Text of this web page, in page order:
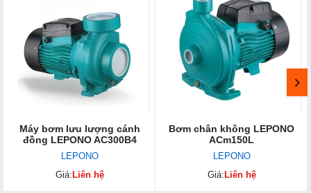
Máy bơm lưu lượng cánh
đồng LEPONO AC300B4
LEPONO
Giá:Liên hệ
Bơm chân không LEPONO
ACm150L
LEPONO
Giá:Liên hệ